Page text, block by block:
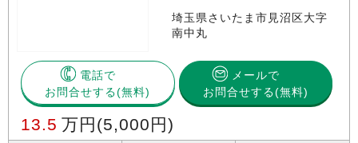
埼玉県さいたま市見沼区大字
南中丸
電話で
お問合せする
メールで
お問合せする(無料)
13.5 万円 (5,000円)